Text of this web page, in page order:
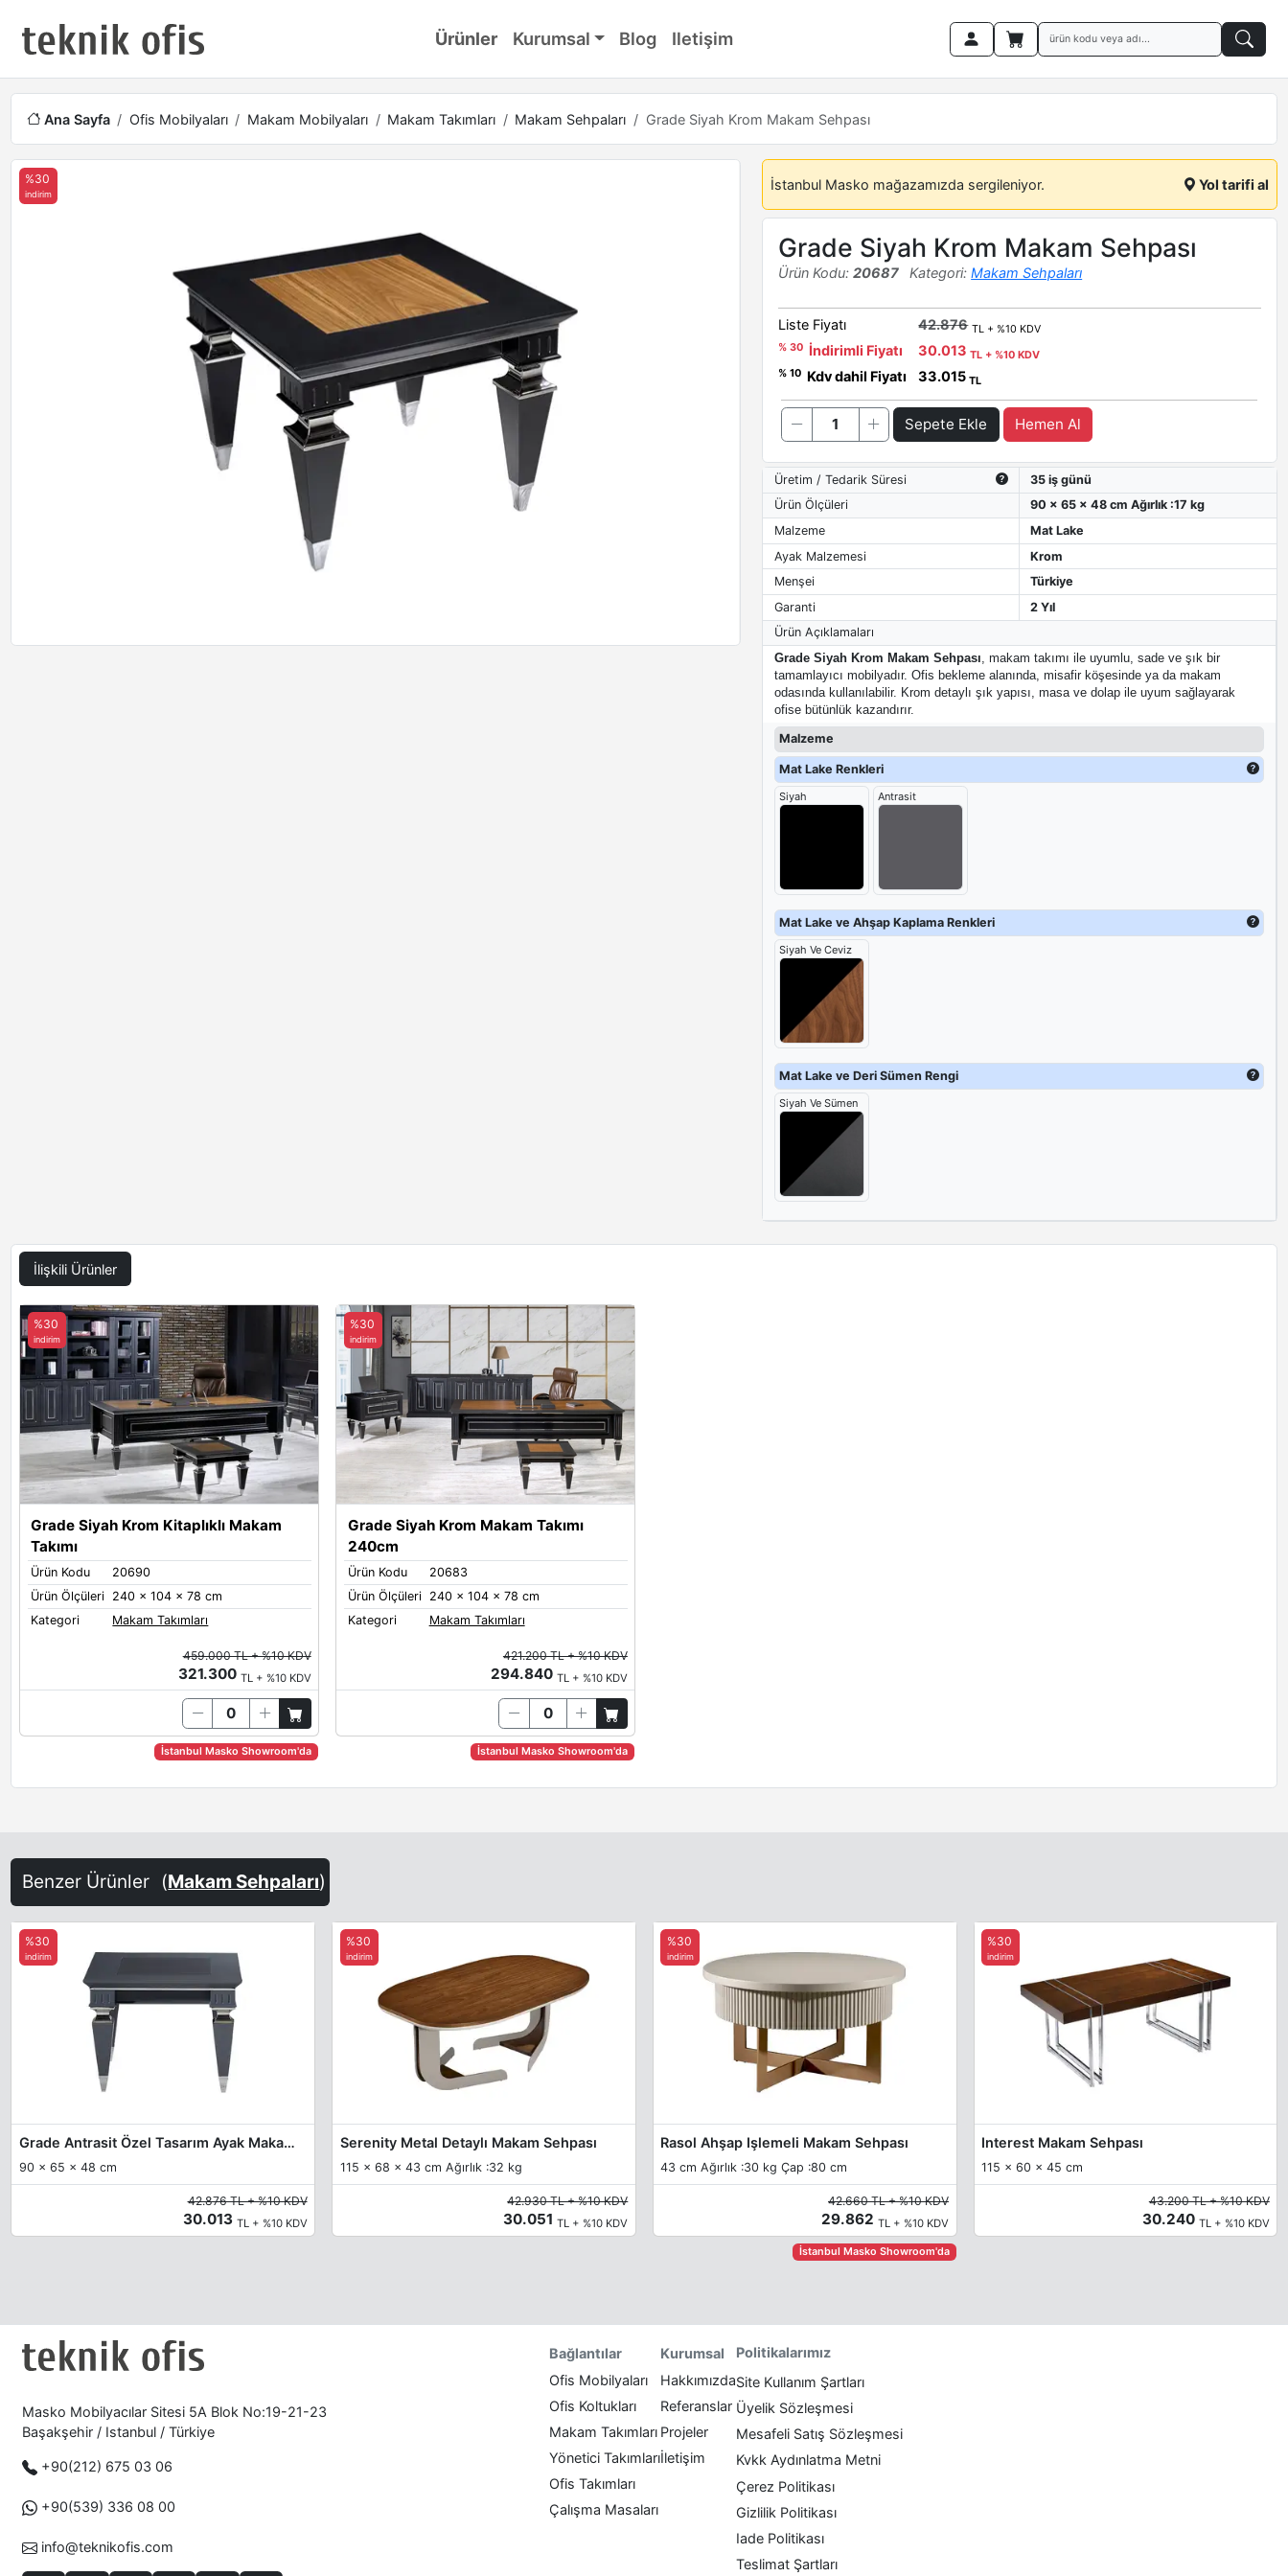
Ürünler Kurumsal Blog Iletişim
Ana Sayfa Ofis Mobilyaları Makam Mobilyaları Makam Takımları Makam Sehpaları Grade Siyah Krom Makam Sehpası
%30
indirim
İstanbul Masko mağazamızda sergileniyor. Yol tarifi al
Grade Siyah Krom Makam Sehpası
Ürün Kodu: 20687 Kategori:Makam Sehpaları
Liste Fiyatı 42.876 TL + %10 KDV
% 30 İndirimli Fiyatı 30.013TL + %10 KDV
% 10 Kdv dahil Fiyatı 33.015TL
Sepete Ekle Hemen Al
Üretim / Tedarik Süresi
35 iş günü
Ürün Ölçüleri
90 x 65 x 48 cm Ağırlık :17 kg
Malzeme
Mat Lake
Ayak Malzemesi
Krom
Menşei
Türkiye
Garanti
2 Yıl
Ürün Açıklamaları
Grade Siyah Krom Makam Sehpası, makam takımı ile uyumlu, sade ve şık bir
tamamlayıcı mobilyadır. Ofis bekleme alanında, misafir köşesinde ya da makam
odasında kullanılabilir. Krom detaylı şık yapısı, masa ve dolap ile uyum sağlayarak
ofise bütünlük kazandırır.
Malzeme
Mat Lake Renkleri
Siyah Antrasit
Mat Lake ve Ahşap Kaplama Renkleri
Siyah Ve Ceviz
Mat Lake ve Deri Sümen Rengi
Siyah Ve Sümen
İlişkili Ürünler
Grade Siyah Krom Kitaplıklı Makam
Takımı
Ürün Kodu
20690
Ürün Ölçüleri 240 x 104 x 78 cm
Kategori
Makam Takımları
%30
indirim
459.000 TL + %10 KDV
321.300 TL + %10 KDV
İstanbul Masko Showroom'da
Grade Siyah Krom Makam Takımı
240cm
Ürün Kodu
20683
Ürün Ölçüleri
240 x 104 x 78 cm
Kategori
Makam Takımları
%30
indirim
421.200 TL + %10 KDV
294.840 TL + %10 KDV
İstanbul Masko Showroom'da
Benzer Ürünler (Makam Sehpaları)
Grade Antrasit Özel Tasarım Ayak Makam Sehpası
90 x 65 x 48 cm
%30
indirim
42.876 TL + %10 KDV
30.013 TL + %10 KDV
Serenity Metal Detaylı Makam Sehpası
115 x 68 x 43 cm Ağırlık :32 kg
%30
indirim
42.930 TL + %10 KDV
30.051TL + %10 KDV
Rasol Ahşap Işlemeli Makam Sehpası
43 cm Ağırlık :30 kg Çap :80 cm
%30
indirim
42.660 TL + %10 KDV
29.862TL + %10 KDV
İstanbul Masko Showroom'da
Interest Makam Sehpası
115 x 60 x 45 cm
%30
indirim
43.200 TL + %10 KDV
30.240 TL + %10 KDV
Masko Mobilyacılar Sitesi 5A Blok No:19-21-23
Başakşehir / Istanbul / Türkiye
+90(212) 675 03 06
+90(539) 336 08 00
info@teknikofis.com
Bağlantılar
Ofis Mobilyaları
Ofis Koltukları
Makam Takımları
Yönetici Takımları
Ofis Takımları
Çalışma Masaları
Kurumsal
Hakkımızda
Referanslar
Projeler
İletişim
Politikalarımız
Site Kullanım Şartları
Üyelik Sözleşmesi
Mesafeli Satış Sözleşmesi
Kvkk Aydınlatma Metni
Çerez Politikası
Gizlilik Politikası
Iade Politikası
Teslimat Şartları